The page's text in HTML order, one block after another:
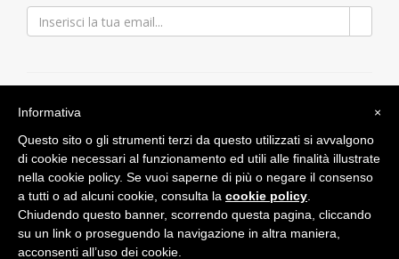
Sito web realizzato da Iride Comunicazione srl- Copyright
2026
Note Legali|Privacy Policy
×
Informativa
Questo sito o gli strumenti terzi da questo utilizzati si avvalgono
di cookie necessari al funzionamento ed utili alle finalità illustrate
nella cookie policy. Se vuoi saperne di più o negare il consenso
a tutti o ad alcuni cookie, consulta la cookie policy
Chiudendo questo banner, scorrendo questa pagina, cliccando
su un link o proseguendo la navigazione in altra maniera,
acconsenti all’uso dei cookie.